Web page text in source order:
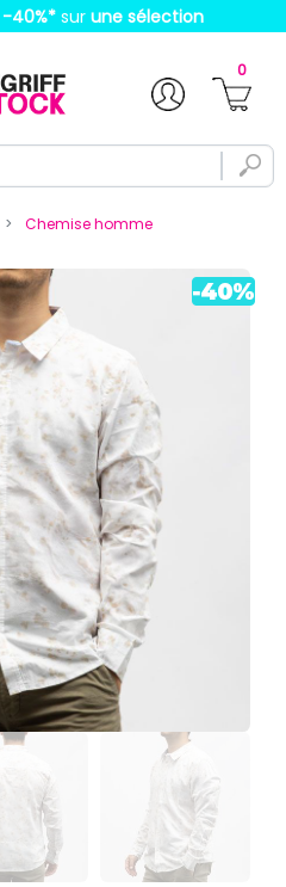
-40%* sur une sélection
0
Chemise homme